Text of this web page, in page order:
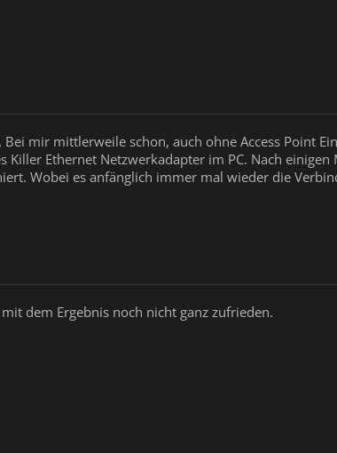
mir mittlerweile schon, auch ohne Access Point
Killer Ethernet Netzwerkadapter im PC. Nach
Wobei es anfänglich immer mal wieder die
dem Ergebnis noch nicht ganz zufrieden.